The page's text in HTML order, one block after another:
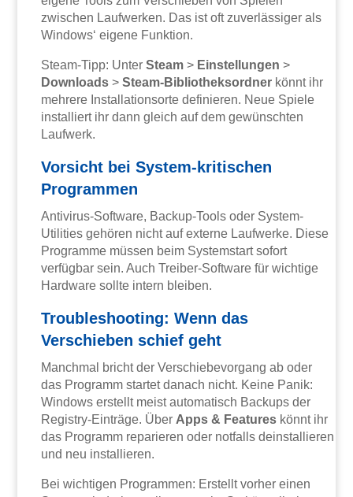
zwischen Laufwerken. Das ist oft zuverlässiger als
Windows‘ eigene Funktion.
Steam-Tipp: UnterSteam > Einstellungen >
Downloads >Steam-Bibliotheksordner könnt ihr
mehrere Installationsorte definieren. Neue Spiele
installiert ihr dann gleich auf dem gewünschten
Laufwerk.
Vorsicht bei System-kritischen
Programmen
Antivirus-Software, Backup-Tools oder System-
Utilities gehören nicht auf externe Laufwerke. Diese
Programme müssen beim Systemstart sofort
verfügbar sein. Auch Treiber-Software für wichtige
Hardware sollte intern bleiben.
Troubleshooting: Wenn das
Verschieben schief geht
Manchmal bricht der Verschiebevorgang ab oder
das Programm startet danach nicht. Keine Panik:
Windows erstellt meist automatisch Backups der
Registry-Einträge. Über Apps & Features könnt ihr
das Programm reparieren oder notfalls deinstallieren
und neu installieren.
Bei wichtigen Programmen: Erstellt vorher einen